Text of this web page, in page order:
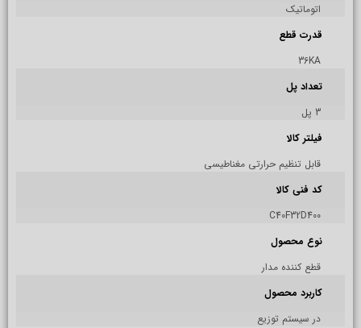
اتوماتیک
قدرت قطع
36KA
تعداد پل
3 پل
فیلتر کالا
قابل تنظیم حرارتی مغناطیسی
کد فنی کالا
C40F32D400
نوع محصول
قطع کننده مدار
کاربرد محصول
در سیستم توزیع